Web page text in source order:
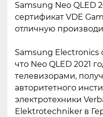
Samsung Neo QLED
сертификат VDE
отличную
Samsung Electronics
что Neo QLED 2021
телевизорами,
авторитетного
электротехники
Elektrotechniker в